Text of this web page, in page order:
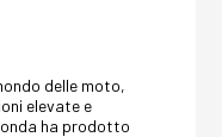
delle moto,
elevate e
ha prodotto